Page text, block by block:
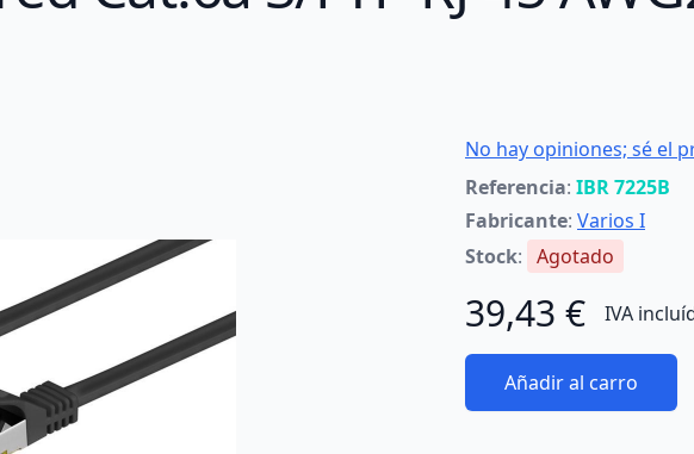
No hay opiniones; sé el
Referencia: IBR 7225B
Fabricante: Varios I
Stock: Agotado
39,43 € IVA
Añadir al carro